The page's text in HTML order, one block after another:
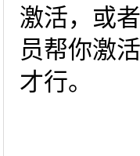
激活，或
员帮你激
才行。